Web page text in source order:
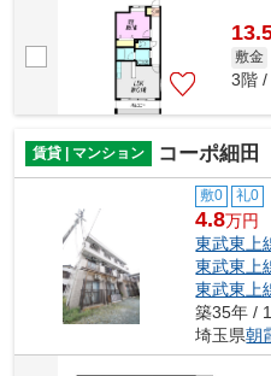
敷金
3階 /
賃貸 | マンション コーポ細田
敷0 礼0
4.8万円
東武東上
東武東上
東武東上
築35年 /
埼玉県朝